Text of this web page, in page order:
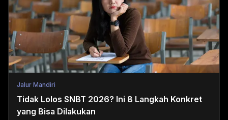
Jalur Mandiri
Tidak Lolos SNBT 2026? Ini 8 Langkah Konkret
yang Bisa Dilakukan